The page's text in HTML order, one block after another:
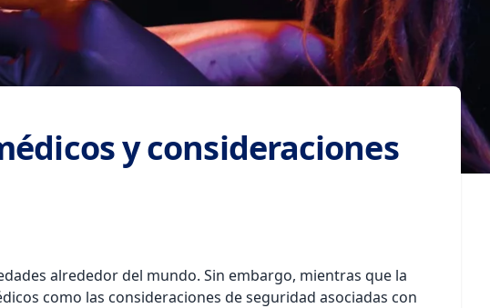
y consideraciones
alrededor del mundo. Sin embargo, mientras que la
como las consideraciones de seguridad asociadas con